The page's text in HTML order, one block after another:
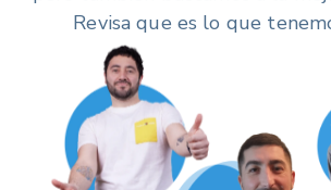
Revisa que es lo que